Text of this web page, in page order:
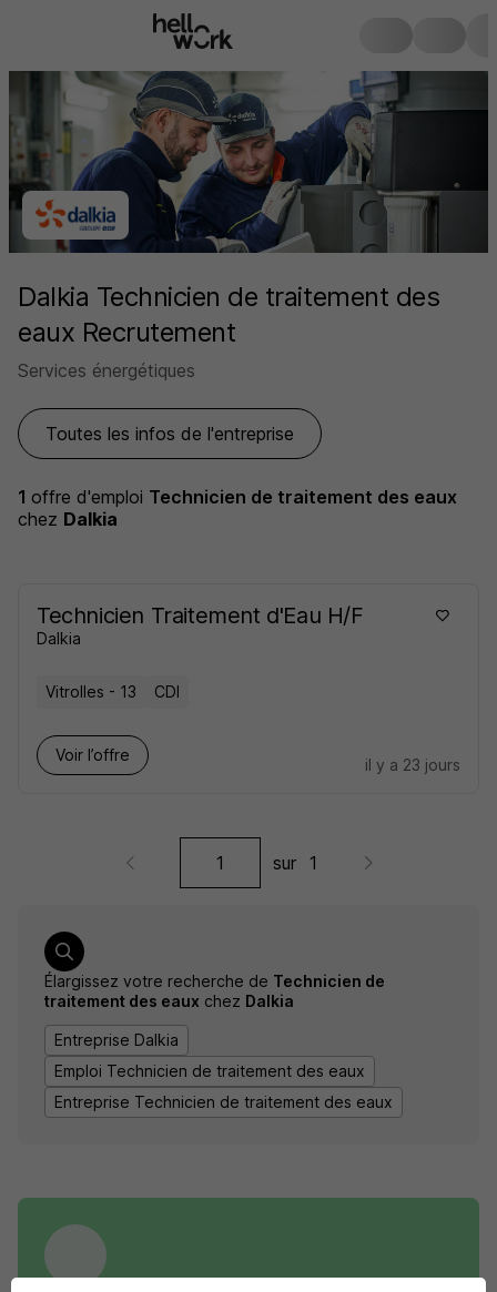
Dalkia Technicien de traitement des
eaux Recrutement
Services énergétiques
Toutes les infos de l'entreprise
1 offre d'emploi Technicien de traitement des eaux
chez Dalkia
Technicien Traitement d'Eau H/F
Dalkia
Vitrolles - 13 CDI
Voir l’offre
il y a 23 jours
sur 1
Élargissez votre recherche de Technicien de
traitement des eaux chez Dalkia
Entreprise Dalkia
Emploi Technicien de traitement des eaux
Entreprise Technicien de traitement des eaux